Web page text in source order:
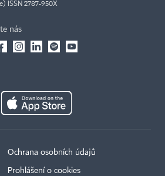
ISSN 2787-950X
nás
Ochrana osobních údajů
Prohlášení o cookies